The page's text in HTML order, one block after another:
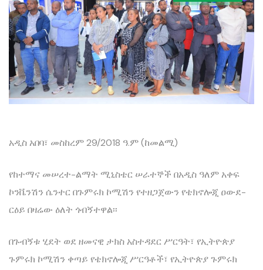
አዲስ አበባ፣ መስከረም 29/2018 ዓ.ም (ከመልሚ)
የከተማና መሠረተ-ልማት ሚኒስቴር ሠራተኞች በአዲስ ዓለም አቀፍ
ኮንቬንሽን ሴንተር በጉምሩክ ኮሚሽን የተዘጋጀውን የቴክኖሎጂ ዐውደ-
ርዕይ በዛሬው ዕለት ጎብኝተዋል፡፡
በጉብኝቱ ሂደት ወደ ዘመናዊ ታክስ አስተዳደር ሥርዓት፣ የኢትዮጵያ
ጉምሩክ ኮሚሽን ቀጣይ የቴክኖሎጂ ሥርዓቶች፣ የኢትዮጵያ ጉምሩክ